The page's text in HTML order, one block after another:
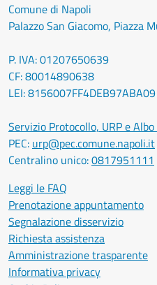
Comune di Napoli
Palazzo San Giacomo, Piazza
P. IVA: 01207650639
CF: 80014890638
LEI: 8156007FF4DEB97ABA09
Servizio Protocollo, URP e
PEC: urp@pec.comune.napoli.it
Centralino unico:0817951111
Leggi le FAQ
Prenotazione appuntamento
Segnalazione disservizio
Richiesta assistenza
Amministrazione trasparente
Informativa privacy